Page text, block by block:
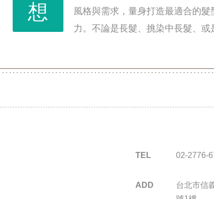
想
風格與需求，量身打造最適合的
力。不論是長髮、挑染中長髮、或
TEL 02-2776-
ADD
台北市信